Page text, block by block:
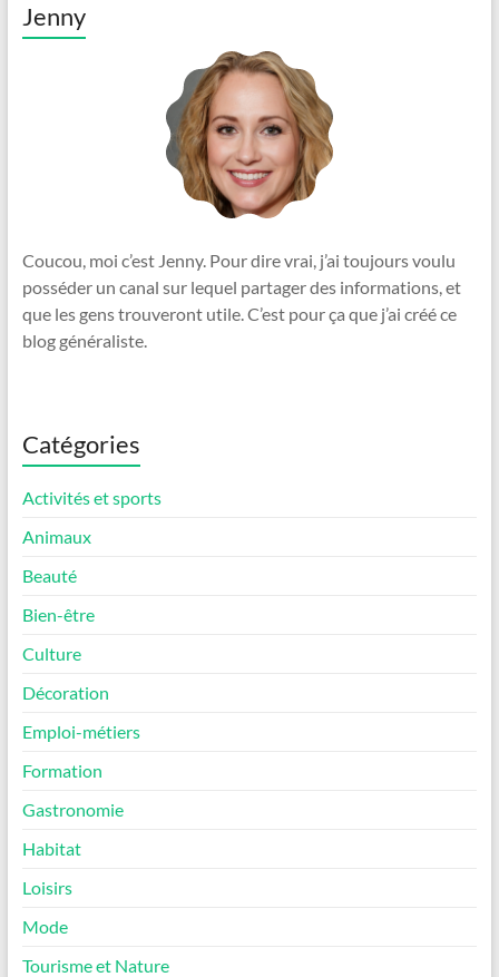
Jenny
Coucou, moi c’est Jenny. Pour dire vrai, j’ai toujours voulu
posséder un canal sur lequel partager des informations, et
que les gens trouveront utile. C’est pour ça que j’ai créé ce
blog généraliste.
Catégories
Activités et sports
Animaux
Beauté
Bien-être
Culture
Décoration
Emploi-métiers
Formation
Gastronomie
Habitat
Loisirs
Mode
Tourisme et Nature